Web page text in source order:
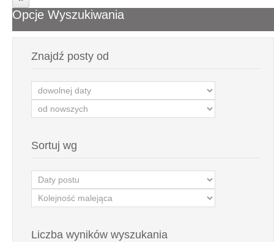
Opcje Wyszukiwania
Znajdź posty od
Sortuj wg
Liczba wyników wyszukania